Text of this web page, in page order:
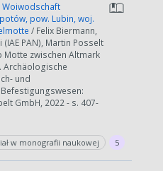
Woiwodschaft
pow. Lubin, woj.
/ Felix Biermann,
PAN), Martin Posselt
Motte zwischen Altmark
Archäologische
und
GmbH, 2022 - s. 407-
w monografii naukowej 5